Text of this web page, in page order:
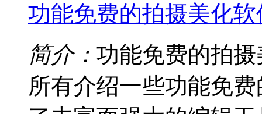
功能免费的拍摄美化软
简介： 功能免费的拍
所有介绍一些功能免